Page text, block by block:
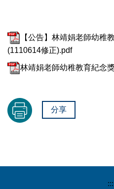
【公告】林靖娟老師幼稚
(1110614修正).pdf
林靖娟老師幼稚教育紀念
分享
:::